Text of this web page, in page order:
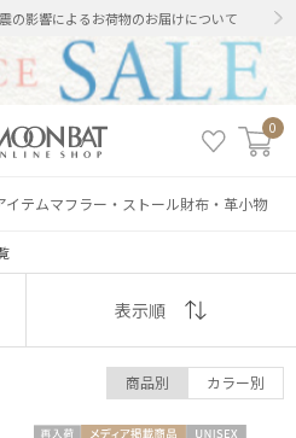
の影響によるお荷物のお届けについて
0
イテムマフラー・ストール財布・革小物
表示順
商品別 カラー別